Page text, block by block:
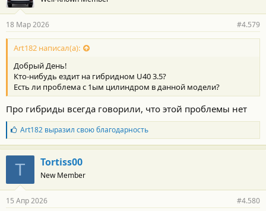
18 Мар 2026 #4.579
Art182 написал(а):
Добрый День!
Кто-нибудь ездит на гибридном U40 3.5?
Есть ли проблема с 1ым цилиндром в данной модели?
Про гибриды всегда говорили, что этой проблемы нет
Б
л
а
г
о
д
а
н
Art182выразил свою благодарность
T Tortiss00
New Member
15 Апр 2026 #4.580